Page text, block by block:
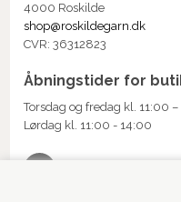
4000 Roskilde
shop@roskildegarn.dk
CVR: 36312823
Åbningstider for
Torsdag og fredag kl. 11:00
Lørdag kl. 11:00 - 14:00